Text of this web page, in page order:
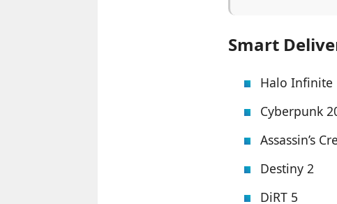
Smart
Halo Infinite
Cyberpunk
Assassin’s
Destiny 2
DiRT 5